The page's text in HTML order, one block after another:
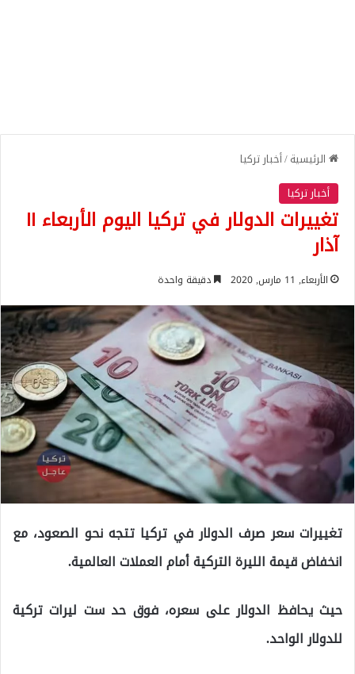
الرئيسية/أخبار تركيا
أخبار تركيا
تغييرات الدولار في تركيا اليوم الأربعاء ١١
آذار
الأربعاء, 11 مارس, 2020 دقيقة واحدة
تغييرات سعر صرف الدولار في تركيا تتجه نحو الصعود، مع
انخفاض قيمة الليرة التركية أمام العملات العالمية.
حيث يحافظ الدولار على سعره، فوق حد ست ليرات تركية
للدولار الواحد.